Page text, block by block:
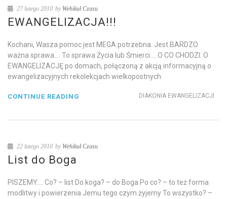
27 lutego 2010 by Wehikuł Czasu
EWANGELIZACJA!!!
Kochani, Wasza pomoc jest MEGA potrzebna. Jest BARDZO
ważna sprawa…. To sprawa Życia lub Śmierci…. O CO CHODZI: O
EWANGELIZACJĘ po domach, połączoną z akcją informacyjną o
ewangelizacyjnych rekolekcjach wielkopostnych
DIAKONIA EWANGELIZACJI
CONTINUE READING
22 lutego 2010 by Wehikuł Czasu
List do Boga
PISZEMY…. Co? – list Do koga? – do Boga Po co? – to też forma
modlitwy i powierzenia Jemu tego czym żyjemy To wszystko? –